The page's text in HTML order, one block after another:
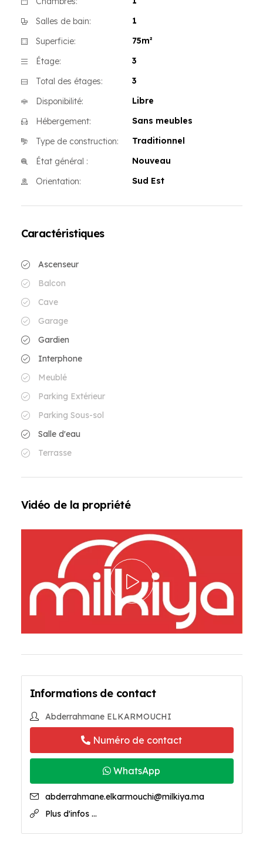
Salles de bain:
1
Superficie:
75m²
Étage:
3
Total des étages:
3
Disponibilité:
Libre
Hébergement:
Sans meubles
Type de construction:
Traditionnel
État général :
Nouveau
Orientation:
Sud Est
Caractéristiques
Ascenseur
Balcon
Cave
Garage
Gardien
Interphone
Meublé
Parking Extérieur
Parking Sous-sol
Salle d'eau
Terrasse
Vidéo de la propriété
Informations de contact
Abderrahmane ELKARMOUCHI
Numéro de contact
WhatsApp
abderrahmane.elkarmouchi@milkiya.ma
Plus d'infos ...